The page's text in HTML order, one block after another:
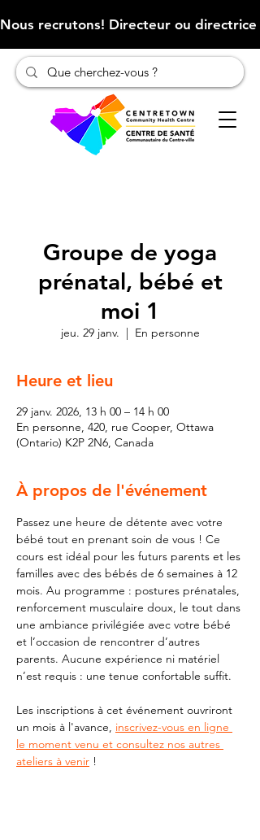
Nous recrutons! Directeur ou
Groupe de yoga
prénatal, bébé et
moi 1
jeu. 29 janv.
  |
En personne
Heure et lieu
29 janv. 2026, 13 h 00 – 14 h 00
En personne, 420, rue Cooper, Ottawa
(Ontario) K2P 2N6, Canada
À propos de l'événement
Passez une heure de détente avec votre
bébé tout en prenant soin de vous ! Ce
cours est idéal pour les futurs parents et les
familles avec des bébés de 6 semaines à 12
mois. Au programme : postures prénatales,
renforcement musculaire doux, le tout dans
une ambiance privilégiée avec votre bébé
et l’occasion de rencontrer d’autres
parents. Aucune expérience ni matériel
n’est requis : une tenue confortable suffit.
Les inscriptions à cet événement ouvriront
un mois à l'avance, inscrivez-vous en ligne
le moment venu et consultez nos autres
ateliers à venir !